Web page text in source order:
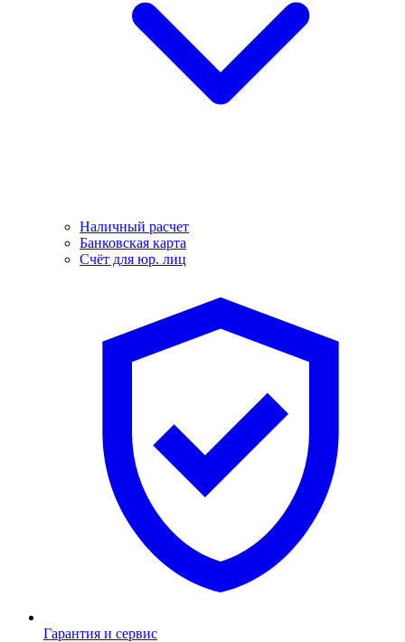
Наличный расчет
Банковская карта
Счёт для юр. лиц
Гарантия и сервис